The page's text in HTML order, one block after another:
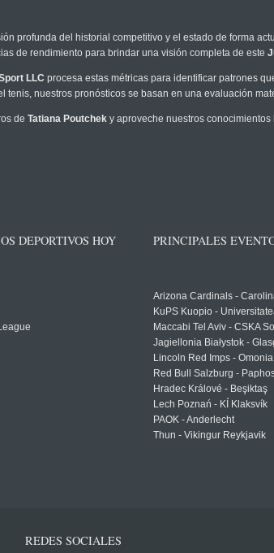
profunda del historial competitivo y el estado de forma
de rendimiento para brindar una visión completa de este
LLC procesa estas métricas para identificar patrones
tenis, nuestros pronósticos se basan en una evaluación
de Tatiana Poutchek y aproveche nuestros
DEPORTIVOS HOY PRINCIPALES
Arizona Cardinals -
KuPS Kuopio -
Maccabi Tel Aviv - CSKA
Jagiellonia Białystok -
Lincoln Red Imps - Omonia
Red Bull Salzburg -
Hradec Králové - Beşiktaş
Lech Poznań - KÍ Klaksvík
PAOK - Anderlecht
Thun - Vikingur Reykjavik
REDES SOCIALES